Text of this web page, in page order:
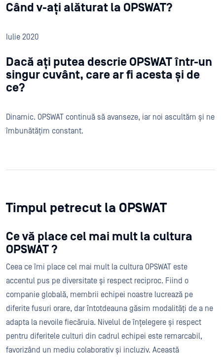
Când v-ați alăturat la OPSWAT?
Iulie 2020
Dacă ați putea descrie OPSWAT într-un
singur cuvânt, care ar fi acesta și de
ce?
Dinamic. OPSWAT continuă să avanseze, iar noi ascultăm și ne
îmbunătățim constant.
Timpul petrecut la OPSWAT
Ce vă place cel mai mult la cultura
OPSWAT ?
Ceea ce îmi place cel mai mult la cultura OPSWAT este
accentul pus pe diversitate și respect reciproc. Fiind o
companie globală, membrii echipei noastre lucrează pe
diferite fusuri orare, dar întotdeauna găsim modalități de a ne
adapta la nevoile fiecăruia. Nivelul de înțelegere și respect
pentru diferitele culturi din cadrul echipei este remarcabil,
favorizând un mediu colaborativ și incluziv. Această